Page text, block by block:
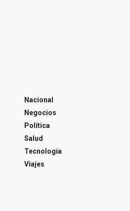
Nacional
Negocios
Política
Salud
Tecnología
Viajes